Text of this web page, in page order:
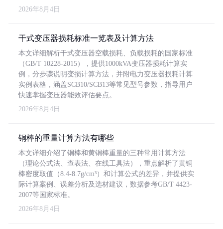
2026年8月4日
干式变压器损耗标准一览表及计算方法
本文详细解析干式变压器空载损耗、负载损耗的国家标准
（GB/T 10228-2015），提供1000kVA变压器损耗计算实
例，分步骤说明变损计算方法，并附电力变压器损耗计算
实例表格，涵盖SCB10/SCB13等常见型号参数，指导用户
快速掌握变压器能效评估要点。
2026年8月4日
铜棒的重量计算方法有哪些
本文详细介绍了铜棒和黄铜棒重量的三种常用计算方法
（理论公式法、查表法、在线工具法），重点解析了黄铜
棒密度取值（8.4-8.7g/cm³）和计算公式的差异，并提供实
际计算案例、误差分析及选材建议，数据参考GB/T 4423-
2007等国家标准。
2026年8月4日